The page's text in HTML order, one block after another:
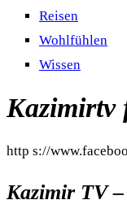
Reisen
Wohlfühlen
Wissen
Kazimirtv
http s://
Kazimir TV